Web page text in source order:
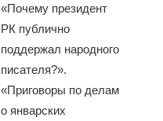
«Почему президент
РК публично
поддержал народного
писателя?».
«Приговоры по делам
о январских